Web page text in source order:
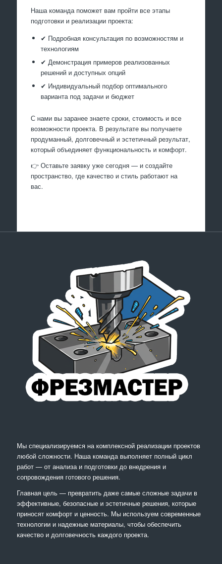
Наша команда поможет вам пройти все этапы
подготовки и реализации проекта:
✔ Подробная консультация по возможностям и
технологиям
✔ Демонстрация примеров реализованных
решений и доступных опций
✔ Индивидуальный подбор оптимального
варианта под задачи и бюджет
С нами вы заранее знаете сроки, стоимость и все
возможности проекта. В результате вы получаете
продуманный, долговечный и эстетичный результат,
который объединяет функциональность и комфорт.
👉 Оставьте заявку уже сегодня — и создайте
пространство, где качество и стиль работают на
вас.
Мы специализируемся на комплексной реализации проектов
любой сложности. Наша команда выполняет полный цикл
работ — от анализа и подготовки до внедрения и
сопровождения готового решения.
Главная цель — превратить даже самые сложные задачи в
эффективные, безопасные и эстетичные решения, которые
приносят комфорт и ценность. Мы используем современные
технологии и надежные материалы, чтобы обеспечить
качество и долговечность каждого проекта.